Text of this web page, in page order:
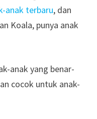
anak terbaru, dan
Koala, punya anak
anak yang benar-
cocok untuk anak-